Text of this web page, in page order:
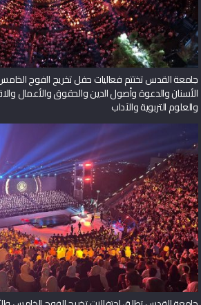
جامعة القدس تختتم فعاليات حفل تخريج الفوج
الأسنان والدعوة وأصول الدين والحقوق والأعمال
والعلوم التربوية والآداب